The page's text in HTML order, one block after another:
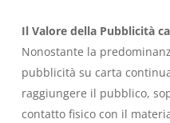
Il Valore della Pubblicità
Nonostante la
pubblicità su carta
raggiungere il pubblico,
contatto fisico con il